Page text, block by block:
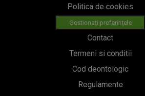
Politica de cookies
Gestionați preferințele
Contact
Termeni si conditii
Cod deontologic
Regulamente